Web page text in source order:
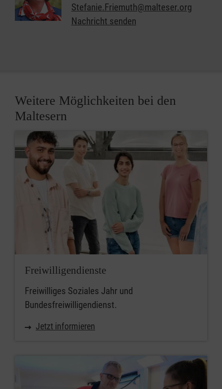
Stefanie.Friemuth@malteser.org
Nachricht senden
Weitere Möglichkeiten bei den
Maltesern
Freiwilligendienste
Freiwilliges Soziales Jahr und
Bundesfreiwilligendienst.
Jetzt informieren